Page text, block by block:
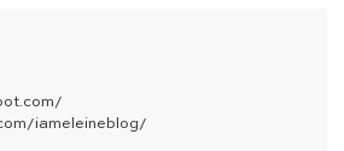
iameleineblog/